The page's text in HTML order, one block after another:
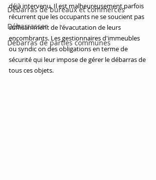
Débarras de bureaux et commerces
Débarrasser
Débarras de parties communes
déjà intervenu. Il est malheureusement parfois
récurrent que les occupants ne se soucient pas
suffisamment de l'évacutation de leurs
encombrants. Les gestionnaires d'immeubles
ou syndic on des obligations en terme de
sécurité qui leur impose de gérer le débarras de
tous ces objets.